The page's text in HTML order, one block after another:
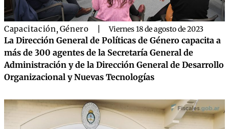
Capacitación,Género Viernes 18 de agosto de 2023
La Dirección General de Políticas de Género capacita a
más de 300 agentes de la Secretaría General de
Administración y de la Dirección General de Desarrollo
Organizacional y Nuevas Tecnologías